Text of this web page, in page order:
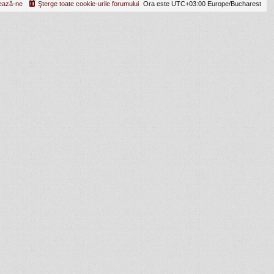
Ora este UTC+03:00 Europe/Bucharest
Şterge toate cookie-urile forumului
ne